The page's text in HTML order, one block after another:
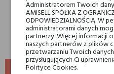
225,00 zł
POWRÓT DO GÓRY
Administratorem Twoich
AMISELL SPÓŁKA Z
ODPOWIEDZIALNOŚCIĄ. W
administratorami danych
partnerzy. Więcej informacji
naszych partnerów z plików
przetwarzaniu Twoich
przysługujących Ci
Polityce Cookies.